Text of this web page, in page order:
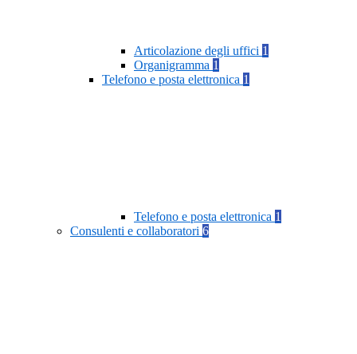
Articolazione degli uffici 1
Organigramma 1
Telefono e posta elettronica 1
Telefono e posta elettronica 1
Consulenti e collaboratori 6